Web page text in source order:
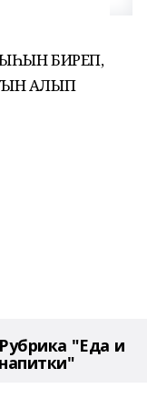
БИРЕП,
АЛЫП
Рубрика "Еда и
напитки"